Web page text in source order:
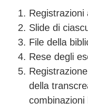
Registrazioni
Slide di
File della
Rese degli
della
combinazioni